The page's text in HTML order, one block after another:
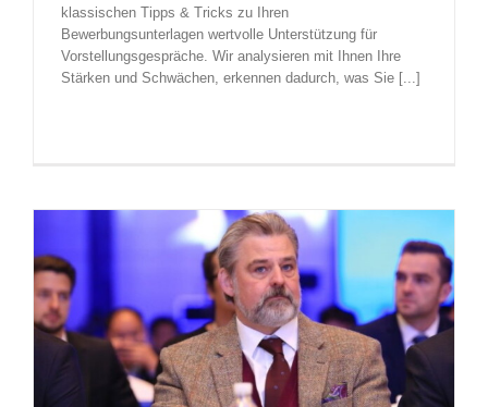
klassischen Tipps & Tricks zu Ihren
Bewerbungsunterlagen wertvolle Unterstützung für
Vorstellungsgespräche. Wir analysieren mit Ihnen Ihre
Stärken und Schwächen, erkennen dadurch, was Sie [...]